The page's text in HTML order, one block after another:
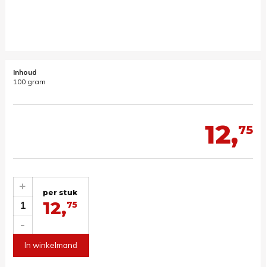
Inhoud
100 gram
12,75
1
-
+ per stuk
12,75
In winkelmand